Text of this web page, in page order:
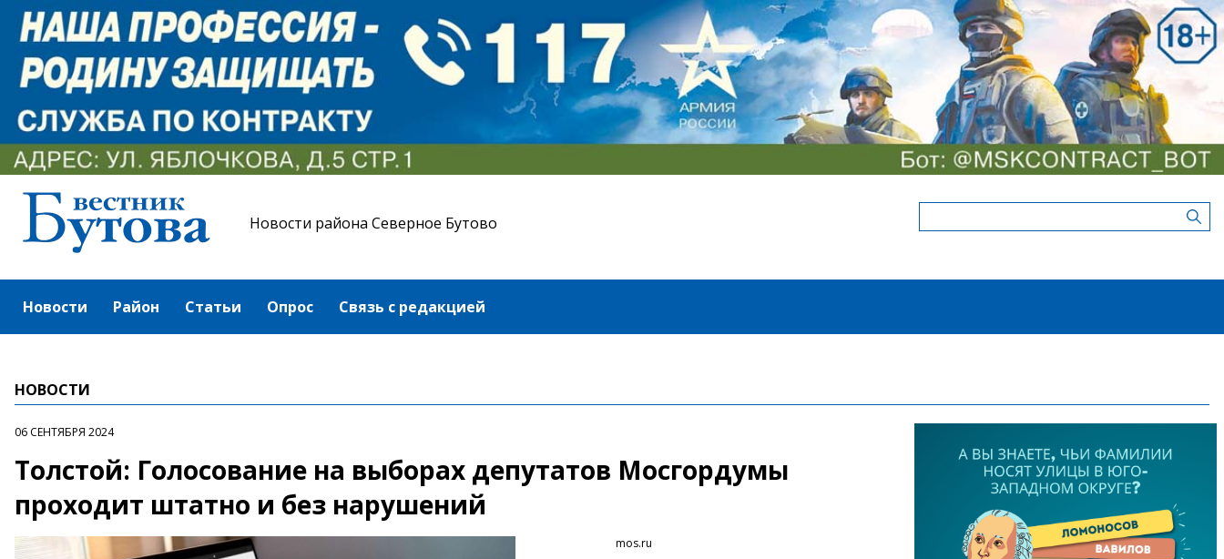
Новости района Северное Бутово
Новости Район Статьи Опрос Связь с редакцией
НОВОСТИ
06 СЕНТЯБРЯ 2024
Толстой: Голосование на выборах депутатов Мосгордумы
проходит штатно и без нарушений
mos.ru